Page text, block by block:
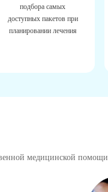
подбора самых
доступных пакетов при
планировании лечения
медицинской